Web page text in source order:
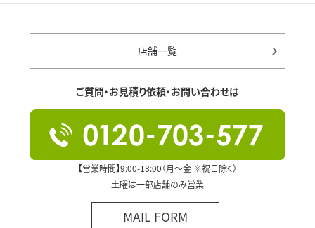
店舗一覧
ご質問・お見積り依頼・お問い合わせは
【営業時間】9:00-18:00（月～金 ※祝日除く）
土曜は一部店舗のみ営業
MAIL FORM